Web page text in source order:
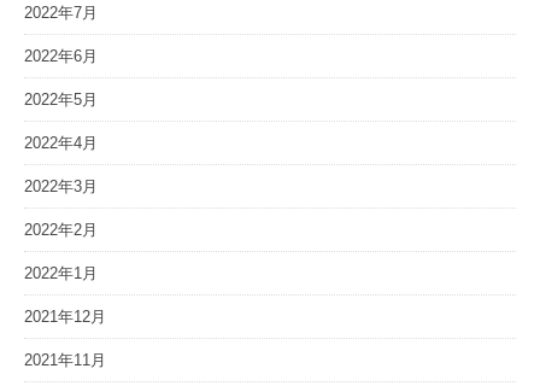
2022年7月
2022年6月
2022年5月
2022年4月
2022年3月
2022年2月
2022年1月
2021年12月
2021年11月